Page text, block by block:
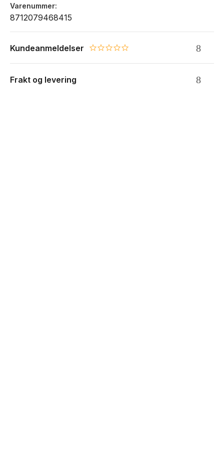
Varenummer
8712079468415
Kundeanmeldelser 0.0 star rating
Frakt og levering